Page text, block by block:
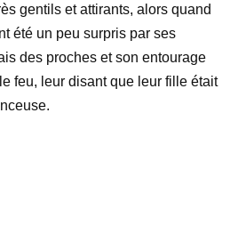
gentils et attirants, alors quand
été un peu surpris par ses
des proches et son entourage
feu, leur disant que leur fille était